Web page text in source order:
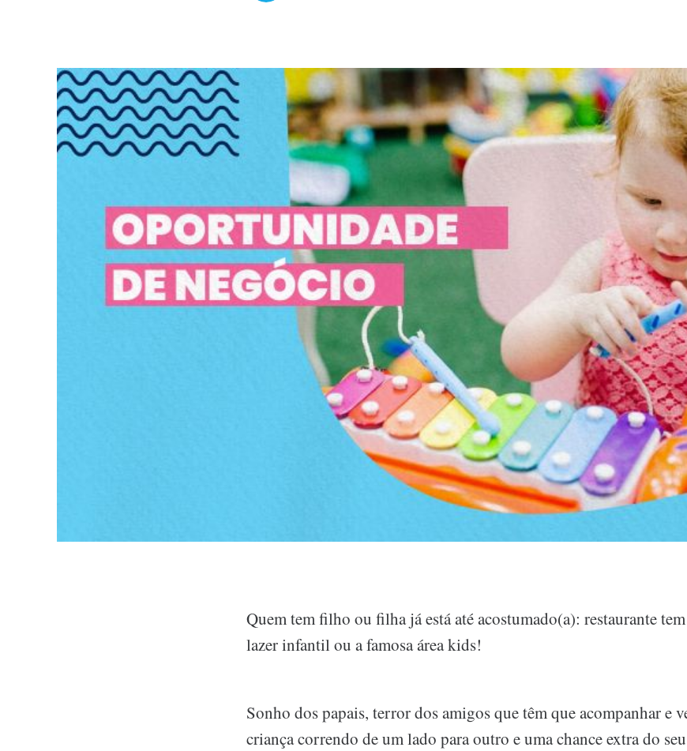
Quem tem filho ou filha já está até acostumado(a): restaurante
lazer infantil ou a famosa área kids!
Sonho dos papais, terror dos amigos que têm que acompanhar e
criança correndo de um lado para outro e uma chance extra do